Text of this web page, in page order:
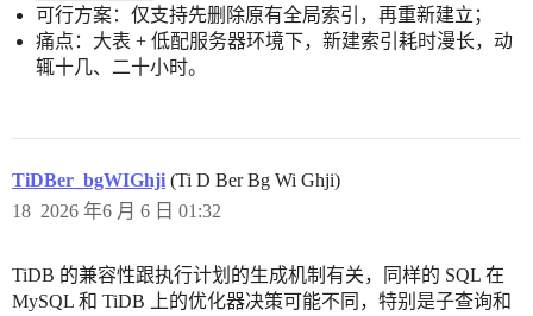
可行方案：仅支持先删除原有全局索引，再重新建立；
痛点：大表 + 低配服务器环境下，新建索引耗时漫长，动
辄十几、二十小时。
TiDBer_bgWIGhji (Ti D Ber Bg Wi Ghji)
2026 年6 月 6 日 01:32
18
TiDB 的兼容性跟执行计划的生成机制有关，同样的 SQL 在
MySQL 和 TiDB 上的优化器决策可能不同，特别是子查询和